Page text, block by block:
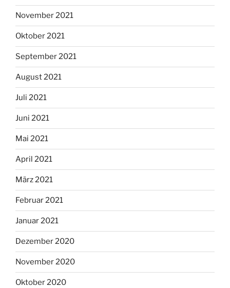
November 2021
Oktober 2021
September 2021
August 2021
Juli 2021
Juni 2021
Mai 2021
April 2021
März 2021
Februar 2021
Januar 2021
Dezember 2020
November 2020
Oktober 2020